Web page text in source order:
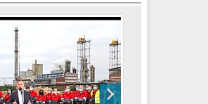
mamy strach
FOOTAGE
Włocławek VIII
r.